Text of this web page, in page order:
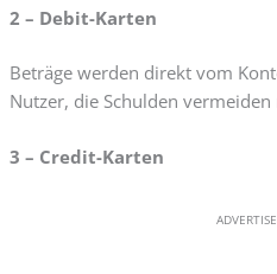
2 – Debit-Karten
Beträge werden direkt vom
Nutzer, die Schulden
3 – Credit-Karten